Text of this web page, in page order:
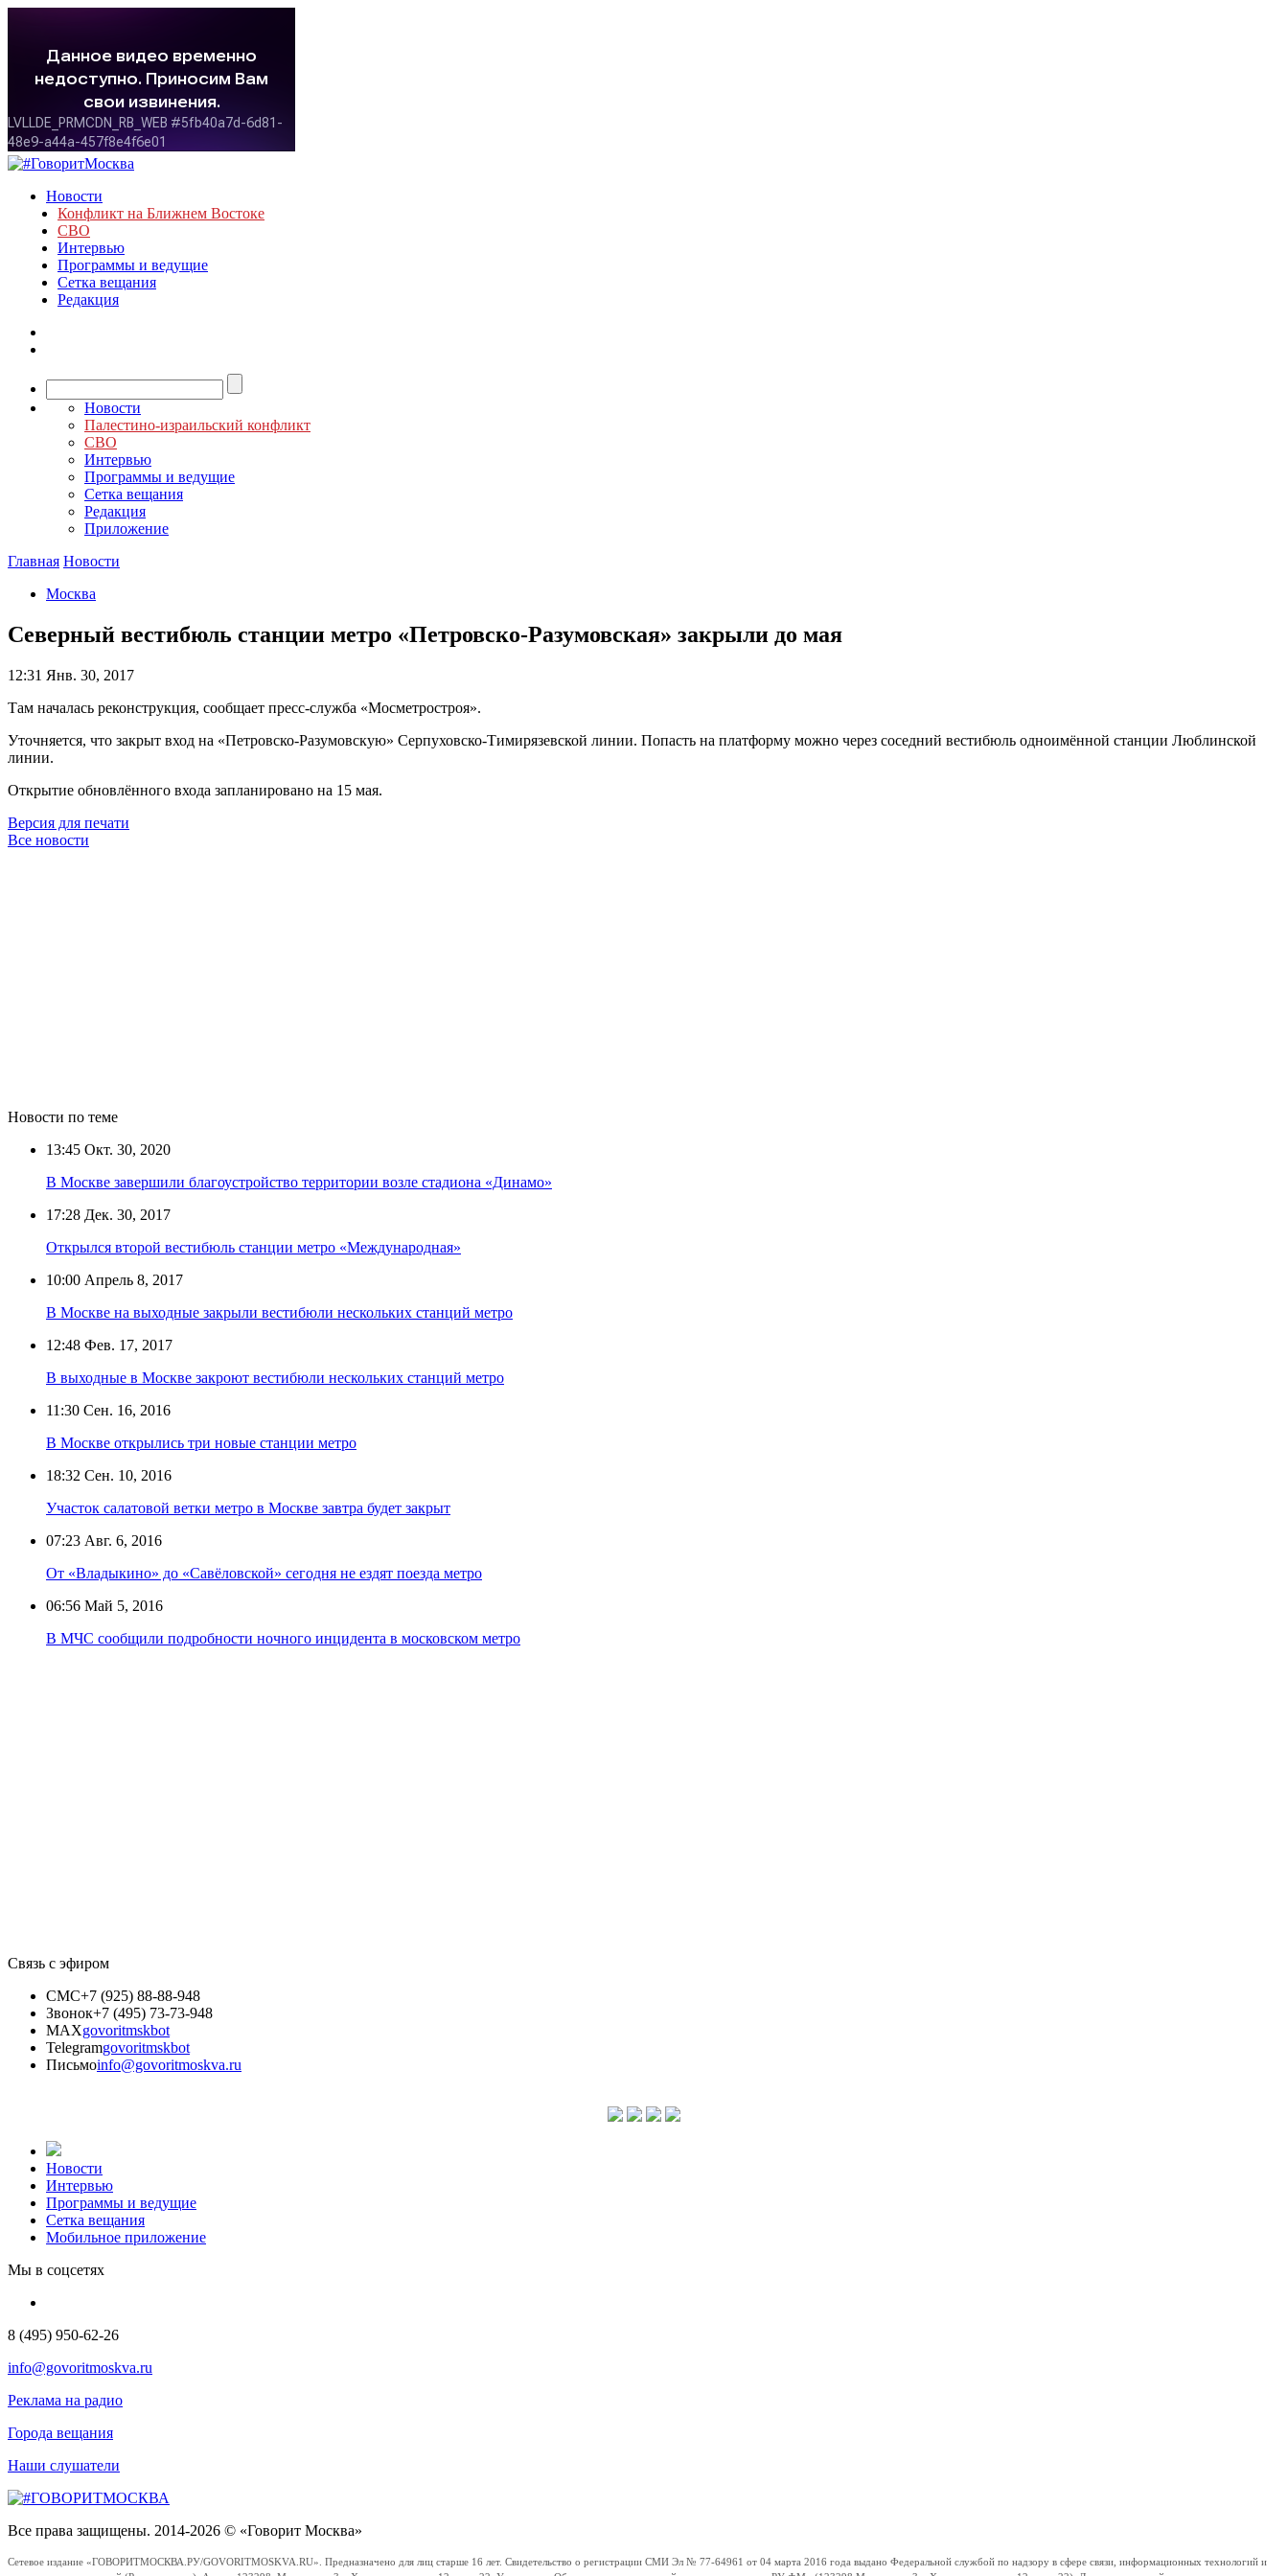
Новости
Конфликт на Ближнем Востоке
СВО
Интервью
Программы и ведущие
Сетка вещания
Редакция
Новости
Палестино-израильский конфликт
СВО
Интервью
Программы и ведущие
Сетка вещания
Редакция
Приложение
Главная Новости
Москва
Северный вестибюль станции метро «Петровско-Разумовская» закрыли до мая
12:31 Янв. 30, 2017
Там началась реконструкция, сообщает пресс-служба «Мосметростроя».
Уточняется, что закрыт вход на «Петровско-Разумовскую» Серпуховско-Тимирязевской линии. Попасть на платформу можно через соседний вестибюль одноимённой станции Люблинской
линии.
Открытие обновлённого входа запланировано на 15 мая.
Версия для печати
Все новости
Новости по теме
13:45 Окт. 30, 2020
В Москве завершили благоустройство территории возле стадиона «Динамо»
17:28 Дек. 30, 2017
Открылся второй вестибюль станции метро «Международная»
10:00 Апрель 8, 2017
В Москве на выходные закрыли вестибюли нескольких станций метро
12:48 Фев. 17, 2017
В выходные в Москве закроют вестибюли нескольких станций метро
11:30 Сен. 16, 2016
В Москве открылись три новые станции метро
18:32 Сен. 10, 2016
Участок салатовой ветки метро в Москве завтра будет закрыт
07:23 Авг. 6, 2016
От «Владыкино» до «Савёловской» сегодня не ездят поезда метро
06:56 Май 5, 2016
В МЧС сообщили подробности ночного инцидента в московском метро
Связь с эфиром
СМС+7 (925) 88-88-948
Звонок+7 (495) 73-73-948
MAXgovoritmskbot
Telegramgovoritmskbot
Письмоinfo@govoritmoskva.ru
Новости
Интервью
Программы и ведущие
Сетка вещания
Мобильное приложение
Мы в соцсетях
8 (495) 950-62-26
info@govoritmoskva.ru
Реклама на радио
Города вещания
Наши слушатели
Все права защищены. 2014-2026 © «Говорит Москва»
Сетевое издание «ГОВОРИТМОСКВА.РУ/GOVORITMOSKVA.RU». Предназначено для лиц старше 16 лет. Свидетельство о регистрации СМИ Эл № 77-64961 от 04 марта 2016 года выдано Федеральной службой по надзору в сфере связи, информационных технологий и